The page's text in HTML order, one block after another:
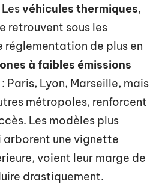
Lesvéhicules thermiques,
retrouvent sous les
réglementation de plus en
à faibles émissions
Paris, Lyon, Marseille, mais
métropoles, renforcent
Les modèles plus
arborent une vignette
voient leur marge de
drastiquement.